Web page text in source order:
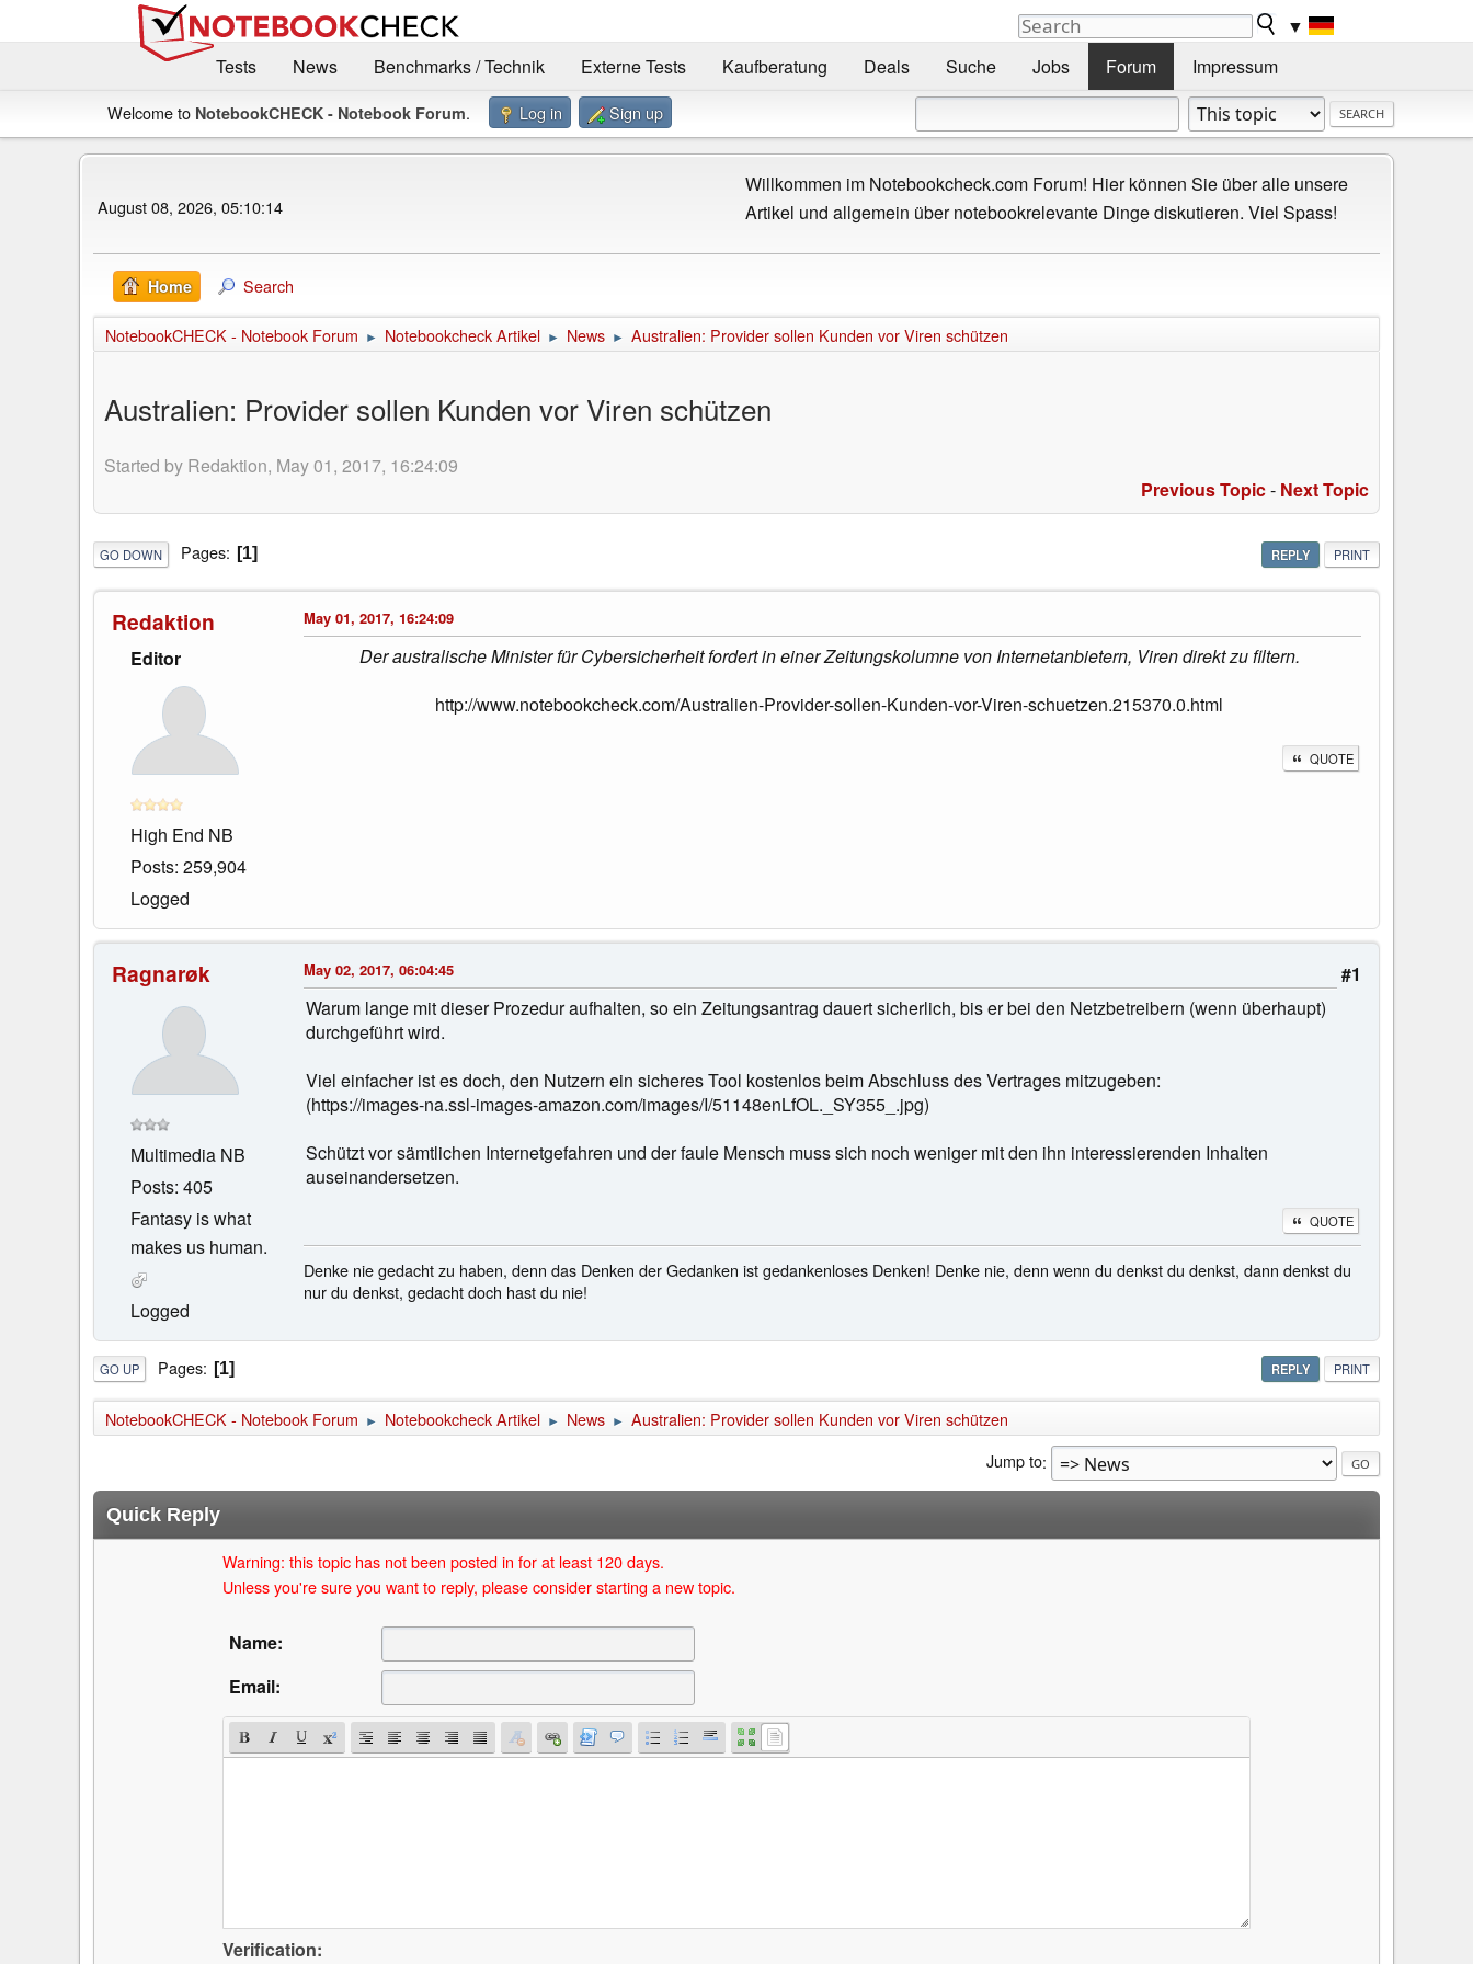
▼
Tests
News Benchmarks / Technik Externe Tests Kaufberatung Deals Suche Jobs Forum Impressum
Welcome to NotebookCHECK - Notebook Forum. Log in Sign up
August 08, 2026, 05:10:14
Willkommen im Notebookcheck.com Forum! Hier können Sie über alle unsere
Artikel und allgemein über notebookrelevante Dinge diskutieren. Viel Spass!
Home Search
NotebookCHECK - Notebook Forum ► Notebookcheck Artikel ► News ► Australien: Provider sollen Kunden vor Viren schützen
Australien: Provider sollen Kunden vor Viren schützen
Started by Redaktion, May 01, 2017, 16:24:09
Previous Topic- Next Topic
REPLY PRINT
GO DOWN Pages 1
Redaktion
Editor
High End NB
Posts: 259,904
Logged
May 01, 2017, 16:24:09
Der australische Minister für Cybersicherheit fordert in einer Zeitungskolumne von Internetanbietern, Viren direkt zu filtern.
http://www.notebookcheck.com/Australien-Provider-sollen-Kunden-vor-Viren-schuetzen.215370.0.html
QUOTE
Ragnarøk
Multimedia NB
Posts: 405
Fantasy is what
makes us human.
Logged
#1
May 02, 2017, 06:04:45
Warum lange mit dieser Prozedur aufhalten, so ein Zeitungsantrag dauert sicherlich, bis er bei den Netzbetreibern (wenn überhaupt)
durchgeführt wird.
Viel einfacher ist es doch, den Nutzern ein sicheres Tool kostenlos beim Abschluss des Vertrages mitzugeben:
(https://images-na.ssl-images-amazon.com/images/I/51148enLfOL._SY355_.jpg)
Schützt vor sämtlichen Internetgefahren und der faule Mensch muss sich noch weniger mit den ihn interessierenden Inhalten
auseinandersetzen.
QUOTE
Denke nie gedacht zu haben, denn das Denken der Gedanken ist gedankenloses Denken! Denke nie, denn wenn du denkst du denkst, dann denkst du
nur du denkst, gedacht doch hast du nie!
REPLY PRINT
GO UP Pages 1
NotebookCHECK - Notebook Forum ► Notebookcheck Artikel ► News ► Australien: Provider sollen Kunden vor Viren schützen
Jump to
Quick Reply
Warning: this topic has not been posted in for at least 120 days.
Unless you're sure you want to reply, please consider starting a new topic.
Name:
Email:
Verification: